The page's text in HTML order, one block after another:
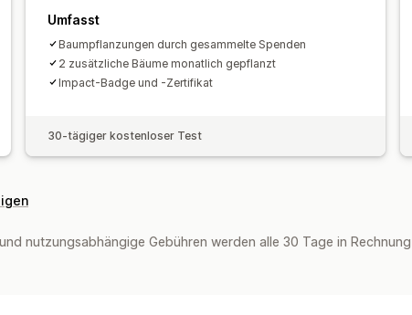
Umfasst
Baumpflanzungen durch gesammelte Spenden
2 zusätzliche Bäume monatlich gepflanzt
Impact-Badge und -Zertifikat
30-tägiger kostenloser Test
nutzungsabhängige Gebühren werden alle 30 Tage in